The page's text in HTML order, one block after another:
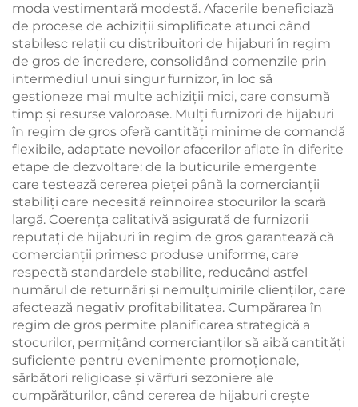
moda vestimentară modestă. Afacerile beneficiază
de procese de achiziții simplificate atunci când
stabilesc relații cu distribuitori de hijaburi în regim
de gros de încredere, consolidând comenzile prin
intermediul unui singur furnizor, în loc să
gestioneze mai multe achiziții mici, care consumă
timp și resurse valoroase. Mulți furnizori de hijaburi
în regim de gros oferă cantități minime de comandă
flexibile, adaptate nevoilor afacerilor aflate în diferite
etape de dezvoltare: de la buticurile emergente
care testează cererea pieței până la comercianții
stabiliți care necesită reînnoirea stocurilor la scară
largă. Coerența calitativă asigurată de furnizorii
reputați de hijaburi în regim de gros garantează că
comercianții primesc produse uniforme, care
respectă standardele stabilite, reducând astfel
numărul de returnări și nemulțumirile clienților, care
afectează negativ profitabilitatea. Cumpărarea în
regim de gros permite planificarea strategică a
stocurilor, permițând comercianților să aibă cantități
suficiente pentru evenimente promoționale,
sărbători religioase și vârfuri sezoniere ale
cumpărăturilor, când cererea de hijaburi crește